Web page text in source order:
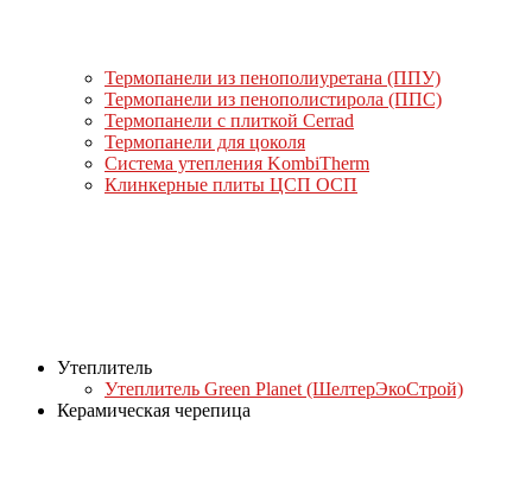
Термопанели из пенополиуретана (ППУ)
Термопанели из пенополистирола (ППС)
Термопанели с плиткой Cerrad
Термопанели для цоколя
Система утепления KombiTherm
Клинкерные плиты ЦСП ОСП
Утеплитель
Утеплитель Green Planet (ШелтерЭкоСтрой)
Керамическая черепица